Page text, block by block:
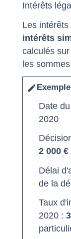
Intérêts
Les
intérêts
calculés
les
editExemple
Date
2020
2 000 €
Délai
de la
Taux
2020 :